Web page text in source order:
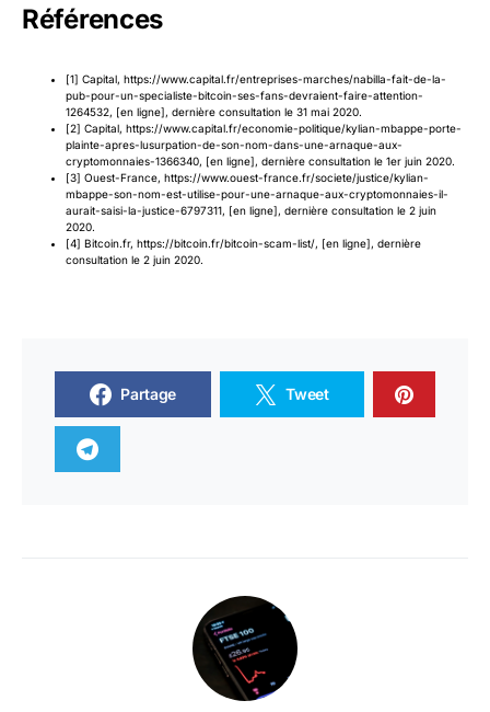
Références
[1] Capital, https://www.capital.fr/entreprises-marches/nabilla-fait-de-la-
pub-pour-un-specialiste-bitcoin-ses-fans-devraient-faire-attention-
1264532, [en ligne], dernière consultation le 31 mai 2020.
[2] Capital, https://www.capital.fr/economie-politique/kylian-mbappe-porte-
plainte-apres-lusurpation-de-son-nom-dans-une-arnaque-aux-
cryptomonnaies-1366340, [en ligne], dernière consultation le 1er juin 2020.
[3] Ouest-France, https://www.ouest-france.fr/societe/justice/kylian-
mbappe-son-nom-est-utilise-pour-une-arnaque-aux-cryptomonnaies-il-
aurait-saisi-la-justice-6797311, [en ligne], dernière consultation le 2 juin
2020.
[4] Bitcoin.fr, https://bitcoin.fr/bitcoin-scam-list/, [en ligne], dernière
consultation le 2 juin 2020.
Partage Tweet